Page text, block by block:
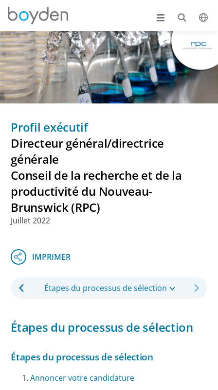
Profil exécutif
Directeur général/directrice
générale
Conseil de la recherche et de la
productivité du Nouveau-
Brunswick (RPC)
Juillet 2022
Étapes du processus de sélection
Étapes du processus de sélection
Étapes du processus de sélection
Annoncer votre candidature